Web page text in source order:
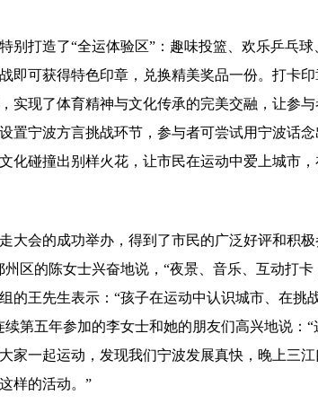
别打造了“全运体验区”：趣味投篮、欢乐乒乓
即可获得特色印章，兑换精美奖品一份。打卡
实现了体育精神与文化传承的完美交融，让参
置宁波方言挑战环节，参与者可尝试用宁波话
化碰撞出别样火花，让市民在运动中爱上城市，
大会的成功举办，得到了市民的广泛好评和积
州区的陈女士兴奋地说，“夜景、音乐、互动打
的王先生表示：“孩子在运动中认识城市、在挑
续第五年参加的李女士和她的朋友们高兴地说：
家一起运动，发现我们宁波发展真快，晚上三
样的活动。”